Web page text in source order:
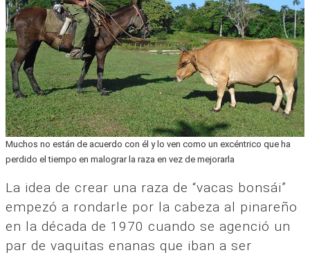
Muchos no están de acuerdo con él y lo ven como un excéntrico que ha
perdido el tiempo en malograr la raza en vez de mejorarla
La idea de crear una raza de “vacas bonsái”
empezó a rondarle por la cabeza al pinareño
en la década de 1970 cuando se agenció un
par de vaquitas enanas que iban a ser